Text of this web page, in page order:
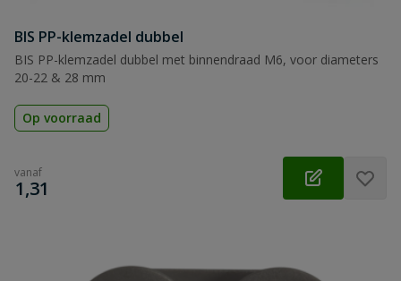
BIS PP-klemzadel dubbel
BIS PP-klemzadel dubbel met binnendraad M6, voor diameters
20-22 & 28 mm
Op voorraad
vanaf
€
1,31